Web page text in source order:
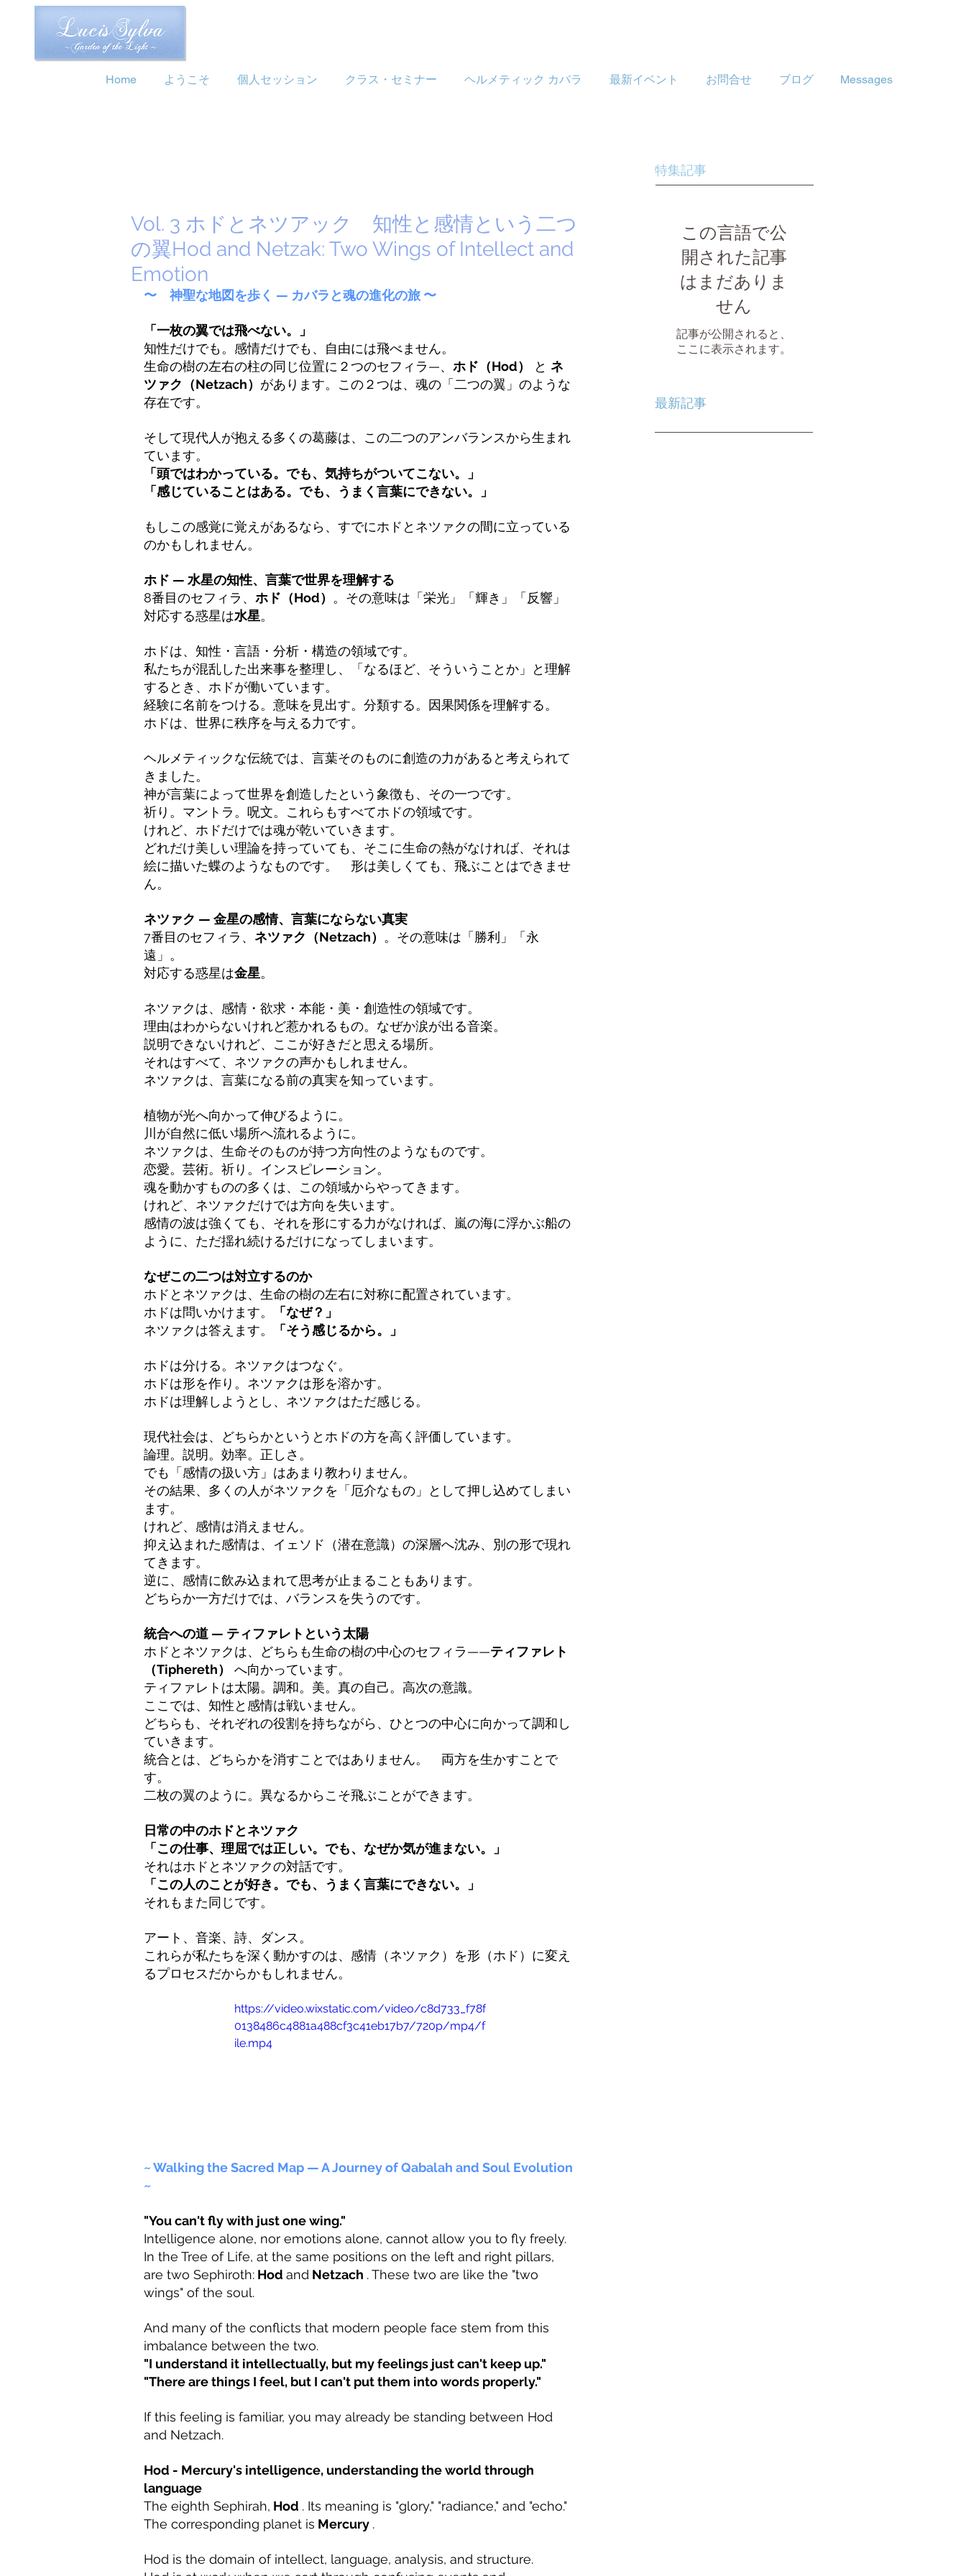
Home ようこそ 個人セッション クラス・セミナー ヘルメティック カバラ 最新イベント お問合せ ブログ Messages
特集記事
Vol. 3 ホドとネツアック 知性と感情という二つ
の翼Hod and Netzak: Two Wings of Intellect and
Emotion
〜　神聖な地図を歩く — カバラと魂の進化の旅 〜
「一枚の翼では飛べない。」
知性だけでも。感情だけでも、自由には飛べません。
生命の樹の左右の柱の同じ位置に２つのセフィラ—、 ホド（Hod） と ネ
ツァク（Netzach） があります。この２つは、魂の「二つの翼」のような
存在です。
そして現代人が抱える多くの葛藤は、この二つのアンバランスから生まれ
ています。
「頭ではわかっている。でも、気持ちがついてこない。」
「感じていることはある。でも、うまく言葉にできない。」
もしこの感覚に覚えがあるなら、すでにホドとネツァクの間に立っている
のかもしれません。
ホド — 水星の知性、言葉で世界を理解する
8番目のセフィラ、 ホド（Hod） 。その意味は「栄光」「輝き」「反響」
対応する惑星は水星。
ホドは、知性・言語・分析・構造の領域です。
私たちが混乱した出来事を整理し、「なるほど、そういうことか」と理解
するとき、ホドが働いています。
経験に名前をつける。意味を見出す。分類する。因果関係を理解する。
ホドは、世界に秩序を与える力です。
ヘルメティックな伝統では、言葉そのものに創造の力があると考えられて
きました。
神が言葉によって世界を創造したという象徴も、その一つです。
祈り。マントラ。呪文。これらもすべてホドの領域です。
けれど、ホドだけでは魂が乾いていきます。
どれだけ美しい理論を持っていても、そこに生命の熱がなければ、それは
絵に描いた蝶のようなものです。　形は美しくても、飛ぶことはできませ
ん。
ネツァク — 金星の感情、言葉にならない真実
7番目のセフィラ、 ネツァク（Netzach） 。その意味は「勝利」「永
遠」。
対応する惑星は金星。
ネツァクは、感情・欲求・本能・美・創造性の領域です。
理由はわからないけれど惹かれるもの。なぜか涙が出る音楽。
説明できないけれど、ここが好きだと思える場所。
それはすべて、ネツァクの声かもしれません。
ネツァクは、言葉になる前の真実を知っています。
植物が光へ向かって伸びるように。
川が自然に低い場所へ流れるように。
ネツァクは、生命そのものが持つ方向性のようなものです。
恋愛。芸術。祈り。インスピレーション。
魂を動かすものの多くは、この領域からやってきます。
けれど、ネツァクだけでは方向を失います。
感情の波は強くても、それを形にする力がなければ、嵐の海に浮かぶ船の
ように、ただ揺れ続けるだけになってしまいます。
なぜこの二つは対立するのか
ホドとネツァクは、生命の樹の左右に対称に配置されています。
ホドは問いかけます。
「なぜ？」
ネツァクは答えます。
「そう感じるから。」
ホドは分ける。ネツァクはつなぐ。
ホドは形を作り。ネツァクは形を溶かす。
ホドは理解しようとし、ネツァクはただ感じる。
現代社会は、どちらかというとホドの方を高く評価しています。
論理。説明。効率。正しさ。
でも「感情の扱い方」はあまり教わりません。
その結果、多くの人がネツァクを「厄介なもの」として押し込めてしまい
ます。
けれど、感情は消えません。
抑え込まれた感情は、イェソド（潜在意識）の深層へ沈み、別の形で現れ
てきます。
逆に、感情に飲み込まれて思考が止まることもあります。
どちらか一方だけでは、バランスを失うのです。
統合への道 — ティファレトという太陽
ホドとネツァクは、どちらも生命の樹の中心のセフィラ——ティファレト
（Tiphereth）
へ向かっています。
ティファレトは太陽。調和。美。真の自己。高次の意識。
ここでは、知性と感情は戦いません。
どちらも、それぞれの役割を持ちながら、ひとつの中心に向かって調和し
ていきます。
統合とは、どちらかを消すことではありません。　両方を生かすことで
す。
二枚の翼のように。異なるからこそ飛ぶことができます。
日常の中のホドとネツァク
「この仕事、理屈では正しい。でも、なぜか気が進まない。」
それはホドとネツァクの対話です。
「この人のことが好き。でも、うまく言葉にできない。」
それもまた同じです。
アート、音楽、詩、ダンス。
これらが私たちを深く動かすのは、感情（ネツァク）を形（ホド）に変え
るプロセスだからかもしれません。
https://video.wixstatic.com/video/c8d733_f78f
0138486c4881a488cf3c41eb17b7/720p/mp4/f
ile.mp4
~ Walking the Sacred Map — A Journey of Qabalah and Soul Evolution
~
"You can't fly with just one wing."
Intelligence alone, nor emotions alone, cannot allow you to fly freely.
In the Tree of Life, at the same positions on the left and right pillars,
are two Sephiroth: Hod and Netzach . These two are like the "two
wings" of the soul.
And many of the conflicts that modern people face stem from this
imbalance between the two.
"I understand it intellectually, but my feelings just can't keep up."
"There are things I feel, but I can't put them into words properly."
If this feeling is familiar, you may already be standing between Hod
and Netzach.
Hod - Mercury's intelligence, understanding the world through
language
The eighth Sephirah, Hod . Its meaning is "glory," "radiance," and "echo."
The corresponding planet is Mercury .
Hod is the domain of intellect, language, analysis, and structure.
この言語で公
開された記事
はまだありま
せん
記事が公開されると、
ここに表示されます。
最新記事